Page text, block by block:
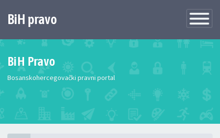
Toggle
BiH pravo
BiH Pravo
Bosanskohercegovački pravni portal